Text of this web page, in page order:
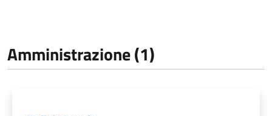
Amministrazione (1)